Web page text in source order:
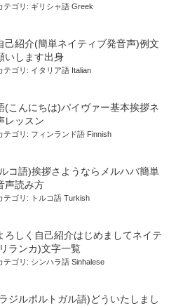
テゴリ: ギリシャ語 Greek
己紹介(簡単ネイティブ発音声)例文
いします出身
テゴリ: イタリア語 Italian
(こんにちは)パイヴァー基本挨拶ネ
レッスン
テゴリ: フィンランド語 Finnish
コ語)挨拶さようならメルハバ簡単
声読み方
テゴリ: トルコ語 Turkish
ろしく自己紹介はじめましてネイテ
ランカ)文字一覧
テゴリ: シンハラ語 Sinhalese
ジルポルトガル語)どういたしまし